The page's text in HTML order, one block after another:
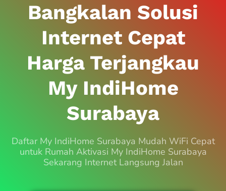
Bangkalan Solusi
Internet Cepat
Harga Terjangkau
My IndiHome
Surabaya
Daftar My IndiHome Surabaya Mudah WiFi Cepat
untuk Rumah Aktivasi My IndiHome Surabaya
Sekarang Internet Langsung Jalan